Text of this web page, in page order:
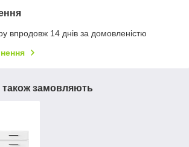
впродовж 14 днів за домовленістю
замовляють